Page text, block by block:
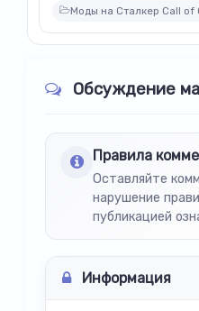
Моды на Сталкер Call of
Обсуждение
Правила
Оставляйте
нарушение
публикацией
Информация